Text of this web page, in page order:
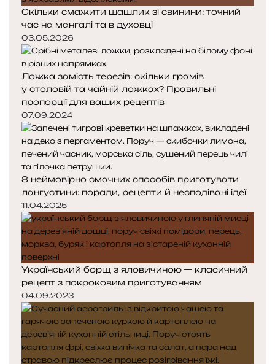
Скільки смажити шашлик зі свинини: точний
час на мангалі та в духовці
03.05.2026
Ложка замість терезів: скільки грамів
у столовій та чайній ложках? Правильні
пропорції для ваших рецептів
07.09.2024
8 неймовірно смачних способів приготувати
лангустини: поради, рецепти й несподівані ідеї
11.04.2025
Український борщ з яловичиною — класичний
рецепт з покроковим приготуванням
04.09.2023